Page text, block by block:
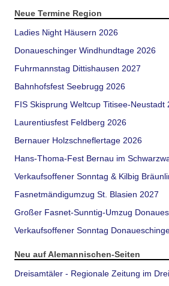
Neue Termine Region
Ladies Night Häusern 2026
Donaueschinger Windhundtage 2026
Fuhrmannstag Dittishausen 2027
Bahnhofsfest Seebrugg 2026
FIS Skisprung Weltcup Titisee-Neustadt
Laurentiusfest Feldberg 2026
Bernauer Holzschneflertage 2026
Hans-Thoma-Fest Bernau im
Verkaufsoffener Sonntag & Kilbig
Fasnetmändigumzug St. Blasien 2027
Großer Fasnet-Sunntig-Umzug
Verkaufsoffener Sonntag
Neu auf Alemannischen-Seiten
Dreisamtäler - Regionale Zeitung im